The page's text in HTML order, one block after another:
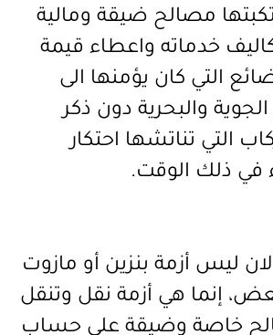
مصالح ضيقة ومالية
خدماته واعطاء قيمة
التي كان يؤمنها الى
والبحرية دون ذكر
التي تناتشها احتكار
في ذلك الوقت.
ليس أزمة بنزين أو مازوت
إنما هي أزمة نقل وتنقل
خاصة وضيقة على حساب